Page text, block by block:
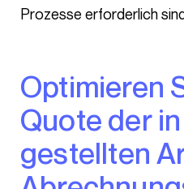
Prozesse erforderlich
Optimieren Sie Ihre
Quote der
gestellten